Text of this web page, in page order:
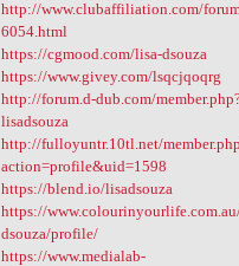
http://www.clubaffiliation.com/
6054.html
https://cgmood.com/lisa-dsouza
https://www.givey.com/lsqcjqoqrg
http://forum.d-dub.com/
lisadsouza
http://fulloyuntr.10tl.net/
action=profile&uid=1598
https://blend.io/lisadsouza
https://
dsouza/profile/
https://www.medialab-